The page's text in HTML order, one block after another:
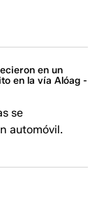
en un
en la vía Alóag -
se
automóvil.